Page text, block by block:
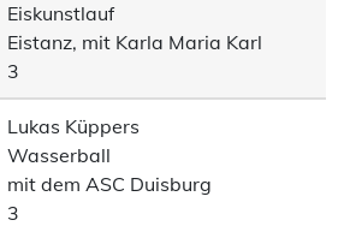
Eiskunstlauf
Eistanz, mit Karla Maria Karl
3
Lukas Küppers
Wasserball
mit dem ASC Duisburg
3